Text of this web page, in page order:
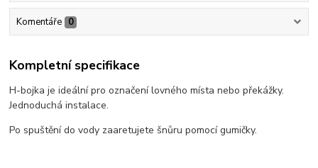
Komentáře 0
Kompletní specifikace
H-bojka je ideální pro označení lovného místa nebo překážky.
Jednoduchá instalace.
Po spuštění do vody zaaretujete šnůru pomocí gumičky.